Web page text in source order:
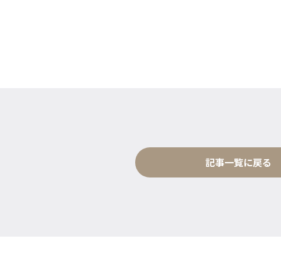
記事一覧に戻る